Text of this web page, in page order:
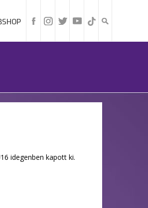
idegenben kapott ki.